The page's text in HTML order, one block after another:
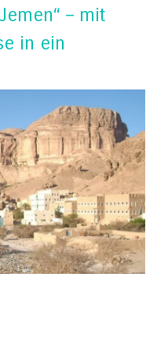
– mit
in ein